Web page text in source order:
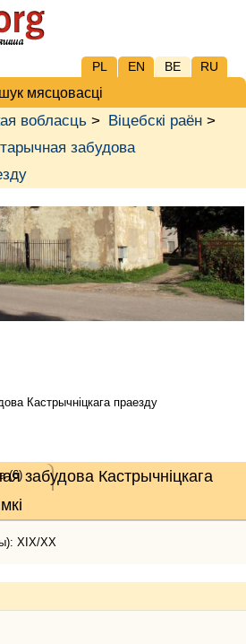
PL EN BE RU
мясцовасці
вобласць > Віцебскі раён >
забудова
Кастрычніцкага праезду
забудова Кастрычніцкага
(6)
XIX/XX